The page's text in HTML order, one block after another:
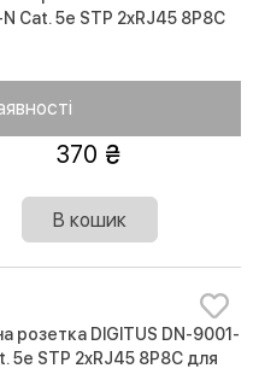
Cat. 5e STP 2xRJ45 8P8C
370
В кошик
розетка DIGITUS DN-9001-
5e STP 2xRJ45 8P8C для